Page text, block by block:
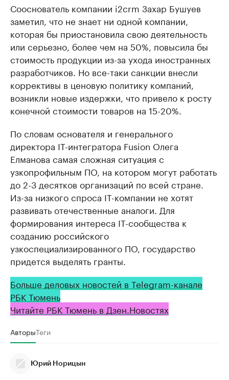
Сооснователь компании i2crm Захар Бушуев
заметил, что не знает ни одной компании,
которая бы приостановила свою деятельность
или серьезно, более чем на 50%, повысила бы
стоимость продукции из-за ухода иностранных
разработчиков. Но все-таки санкции внесли
коррективы в ценовую политику компаний,
возникли новые издержки, что привело к росту
конечной стоимости товаров на 15-20%.
По словам основателя и генерального
директора IT-интегратора Fusion Олега
Елманова самая сложная ситуация с
узкопрофильным ПО, на котором могут работать
до 2-3 десятков организаций по всей стране.
Из-за низкого спроса IT-компании не хотят
развивать отечественные аналоги. Для
формирования интереса IT-сообщества к
созданию российского
узкоспециализированного ПО, государство
придется выделять гранты.
Больше деловых новостей в Telegram-канале
РБК Тюмень
Читайте РБК Тюмень в Дзен.Новостях
АвторыТеги
Юрий Норицын